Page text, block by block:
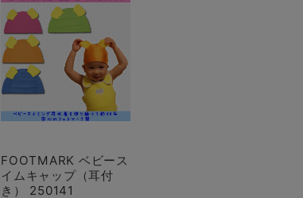
FOOTMARK ベビース
イムキャップ（耳付
き） 250141